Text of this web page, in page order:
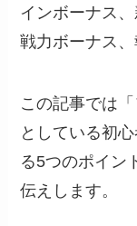
インボーナス
戦力ボーナス、
この記事では
としている初
る5つのポイン
伝えします。